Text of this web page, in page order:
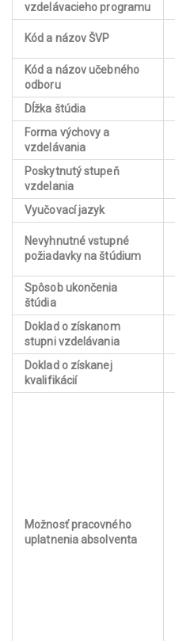
vzdelávacieho programu
Kód a názov ŠVP
Kód a názov učebného
odboru
Dĺžka štúdia
Forma výchovy a
vzdelávania
Poskytnutý stupeň
vzdelania
Vyučovací jazyk
Nevyhnutné vstupné
požiadavky na štúdium
Spôsob ukončenia
štúdia
Doklad o získanom
stupni vzdelávania
Doklad o získanej
kvalifikácií
Možnosť pracovného
uplatnenia absolventa